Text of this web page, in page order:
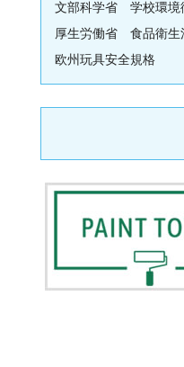
文部科学省 学校環境
厚生労働省 食品衛生
欧州玩具安全規格